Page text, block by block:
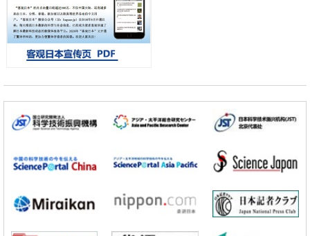
科学研究
开发出300亿年仅误差1秒的光晶格钟，构建网络将其打造为下一代社会
基础设施
经济・社会
科学研究
带大量基因的人工细胞
政策
展研究
科学研究
京都大学高效生成光的构成单元“光子”，可应用于量子计算机